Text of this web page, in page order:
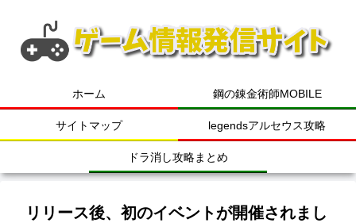
ホーム 鋼の錬金術師MOBILE
サイトマップ legendsアルセウス攻略
ドラ消し攻略まとめ
リリース後、初のイベントが開催されまし